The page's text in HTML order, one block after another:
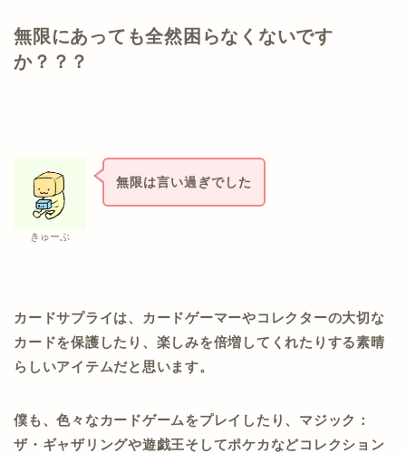
無限にあっても全然困らなくないです
か？？？
きゅーぶ
無限は言い過ぎでした
カードサプライは、カードゲーマーやコレクターの大切な
カードを保護したり、楽しみを倍増してくれたりする素晴
らしいアイテムだと思います。
僕も、色々なカードゲームをプレイしたり、マジック：
ザ・ギャザリングや遊戯王そしてポケカなどコレクション